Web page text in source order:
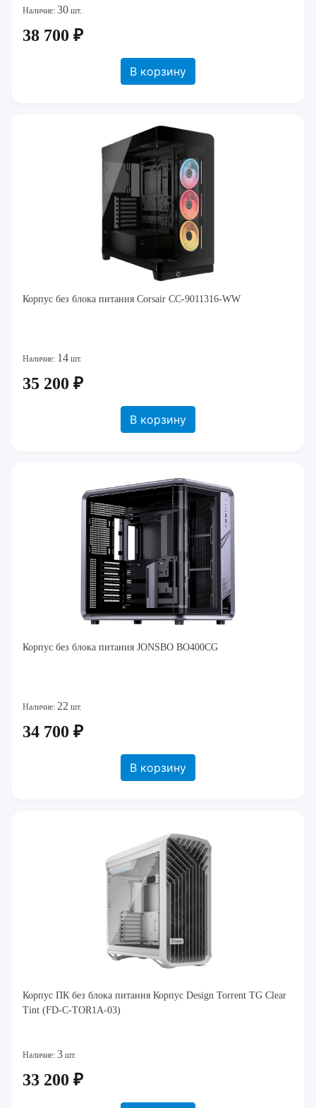
Наличие: 30 шт.
38 700 ₽
В корзину
Корпус без блока питания Corsair CC-9011316-WW
Наличие: 14 шт.
35 200 ₽
В корзину
Корпус без блока питания JONSBO BO400CG
Наличие: 22 шт.
34 700 ₽
В корзину
Корпус ПК без блока питания Корпус Design Torrent TG Clear
Tint (FD-C-TOR1A-03)
Наличие: 3 шт.
33 200 ₽